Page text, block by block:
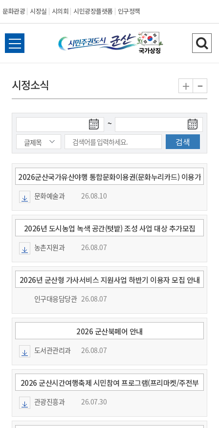
문화관광 시장실 시의회 시민광장플랫폼 인구정책
시
민
권
도
시
군
산
전
체
뉴
열
검
색
기
시정소식 + -
색
시
일
~
색
종
일
2026군산국가유산야행 통합문화이용권(문화누리카드) 이용가
능 임시가맹점 안내
문화예술과 26.08.10
2026년 도시농업 녹색 공간(텃밭) 조성 사업 대상 추가모집
농촌지원과 26.08.07
2026년 군산형 가사서비스 지원사업 하반기 이용자 모집 안내
인구대응담당관 26.08.07
2026 군산북페어 안내
도서관관리과 26.08.07
2026 군산시간여행축제 시민참여 프로그램(프리마켓/주전부
리 부스운영) 참여자 모집
관광진흥과 26.07.30